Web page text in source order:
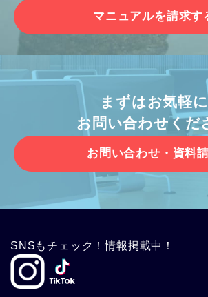
マニュアルを請求す
まずはお気軽に
お問い合わせくだ
お問い合わせ・資料
SNSもチェック！情報掲載中！